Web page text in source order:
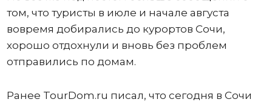
том, что туристы в июле и начале августа
вовремя добирались до курортов Сочи,
хорошо отдохнули и вновь без проблем
отправились по домам.
Ранее TourDom.ru писал, что сегодня в Сочи